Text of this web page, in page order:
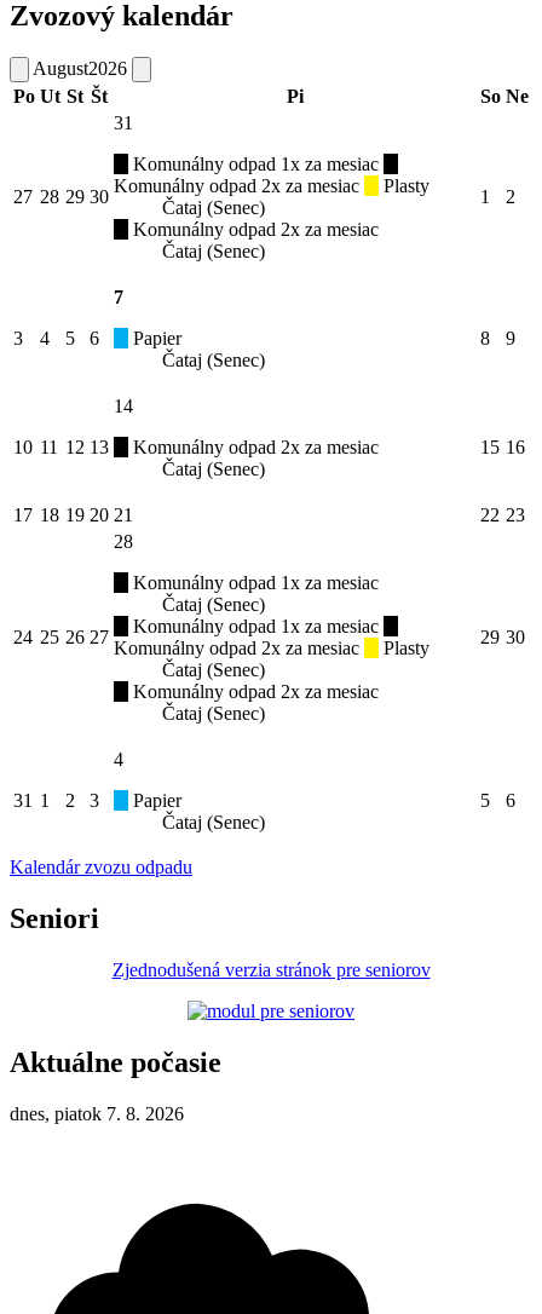
Zvozový kalendár
August2026
Po Ut St Št Pi So Ne
27 28 29 30
31
Komunálny odpad 1x za mesiac
Komunálny odpad 2x za mesiac
Plasty
Čataj (Senec)
Komunálny odpad 2x za mesiac
Čataj (Senec)
1 2
3 4 5 6
7
Papier
Čataj (Senec)
8 9
10 11 12 13
14
Komunálny odpad 2x za mesiac
Čataj (Senec)
15 16
17 18 19 20 21 22 23
24 25 26 27
28
Komunálny odpad 1x za mesiac
Čataj (Senec)
Komunálny odpad 1x za mesiac
Komunálny odpad 2x za mesiac
Plasty
Čataj (Senec)
Komunálny odpad 2x za mesiac
Čataj (Senec)
29 30
31 1 2 3
4
Papier
Čataj (Senec)
5 6
Kalendár zvozu odpadu
Seniori
Zjednodušená verzia stránok pre seniorov
Aktuálne počasie
dnes, piatok 7. 8. 2026